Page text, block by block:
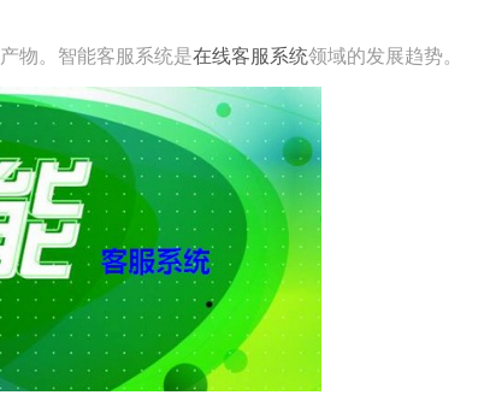
物。智能客服系统是在线客服系统领域的发展趋势。